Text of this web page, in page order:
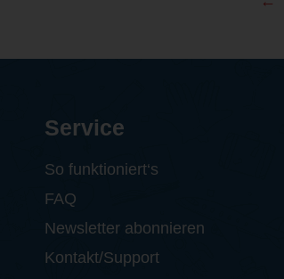
Service
So funktioniert‘s
FAQ
Newsletter abonnieren
Kontakt/Support